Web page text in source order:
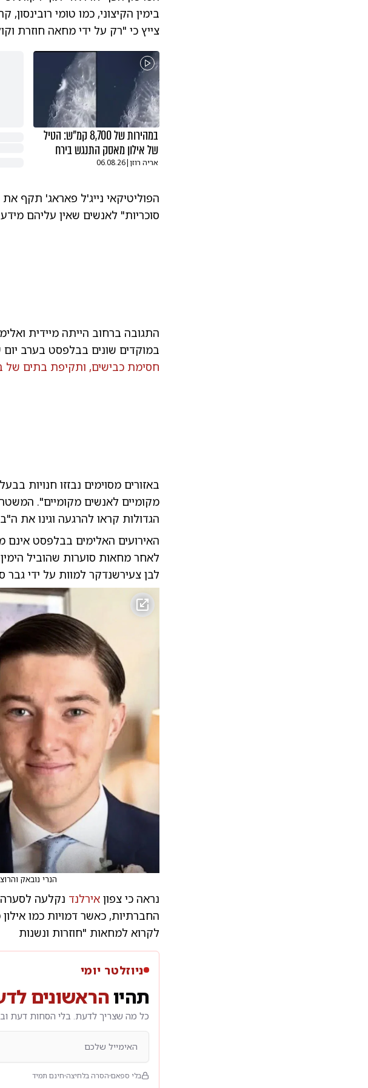
בימין הקיצוני, כמו טומי
צייץ כי "רק על ידי מחאה חוזרת
במהירות של 8,700 קמ"ש: הטיל
של אילון מאסק התנגש בירח
אריה רוזן|
06.08.26
הפוליטיקאי נייג'ל פאראג' תקף
סוכריות" לאנשים שאין עליהם
התגובה ברחוב הייתה מיידית
במוקדים שונים בבלפסט בערב יום
חסימת כבישים, ותקיפת בתים של
באזורים מסוימים נבזזו חנויות
מקומיים לאנשים מקומיים".
הגדולות קראו להרגעה וגינו את
האירועים האלימים בבלפסט
לאחר מחאות סוערות שהוביל
לבן צעירשנדקר למוות על ידי גבר
הנרי נובאק
נראה כי צפון אירלנד נקלעה לסערה
החברתיות, כאשר דמויות כמו
לקרוא למחאות "חוזרות ונשנות
ניוזלטר יומי
תהיוהראשונים
כל מה שצריך לדעת. בלי הסחות דעת
בלי ספאם הסרה בלחיצה חינם תמיד